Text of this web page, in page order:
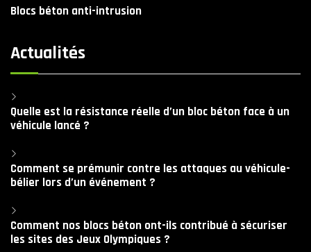
Blocs béton anti-intrusion
Actualités
Quelle est la résistance réelle d’un bloc béton face à un
véhicule lancé ?
Comment se prémunir contre les attaques au véhicule-
bélier lors d’un événement ?
Comment nos blocs béton ont-ils contribué à sécuriser
les sites des Jeux Olympiques ?